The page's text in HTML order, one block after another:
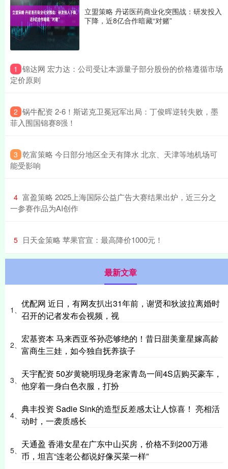
立盟策略 丹诺医药商业化突围战：研发投入
下降，近8亿合作暗藏“对赌”
1 ​锦达网 宏力达：公司受让本源量子部分股份的价格遵循市场
定价原则
2 ​锅牛配资 2-6！斯诺克卫冕冠军出局：丁俊晖逆转失败，墨
菲入围国锦赛8强！
3 ​乾富策略 今日部分地区全天有降水 北京、天津等地机场可
能受影响
4 ​富盈策略 2025上海国际公益广告大赛结果出炉，近三分之
一参赛作品为AI创作
5 ​日天金策略 苹果官宣：最高降价1000元！
最新文章
1、
优配网 近日，有网友扒出31年前，谢贤和狄波拉离婚时
召开的记者发布会视频，视
2、
宏基资本 马来西亚爷孙恋够绝的！昔日甜美童星嫁高龄
富商生三娃，如今独自抚养孩子
3、
天宇配资 50岁黄晓明现身老家青岛一间4S店购买豪车，
他穿着一身白色衣服，打扮
4、
典丰投资 Sadie Sink的造型反差感太让人惊喜！ 亮相活
动时，一袭质感长
5、
天通盈 香港女星在广东中山买房，价格不到200万港
币，坦言“连老公都说好像买菜一样”